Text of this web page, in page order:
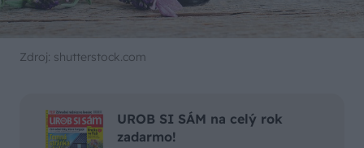
Zdroj: shutterstock.com
UROB SI SÁM na celý rok
zadarmo!